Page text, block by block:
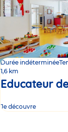
Durée indéterminée
1,6 km
Educateur
Je découvre